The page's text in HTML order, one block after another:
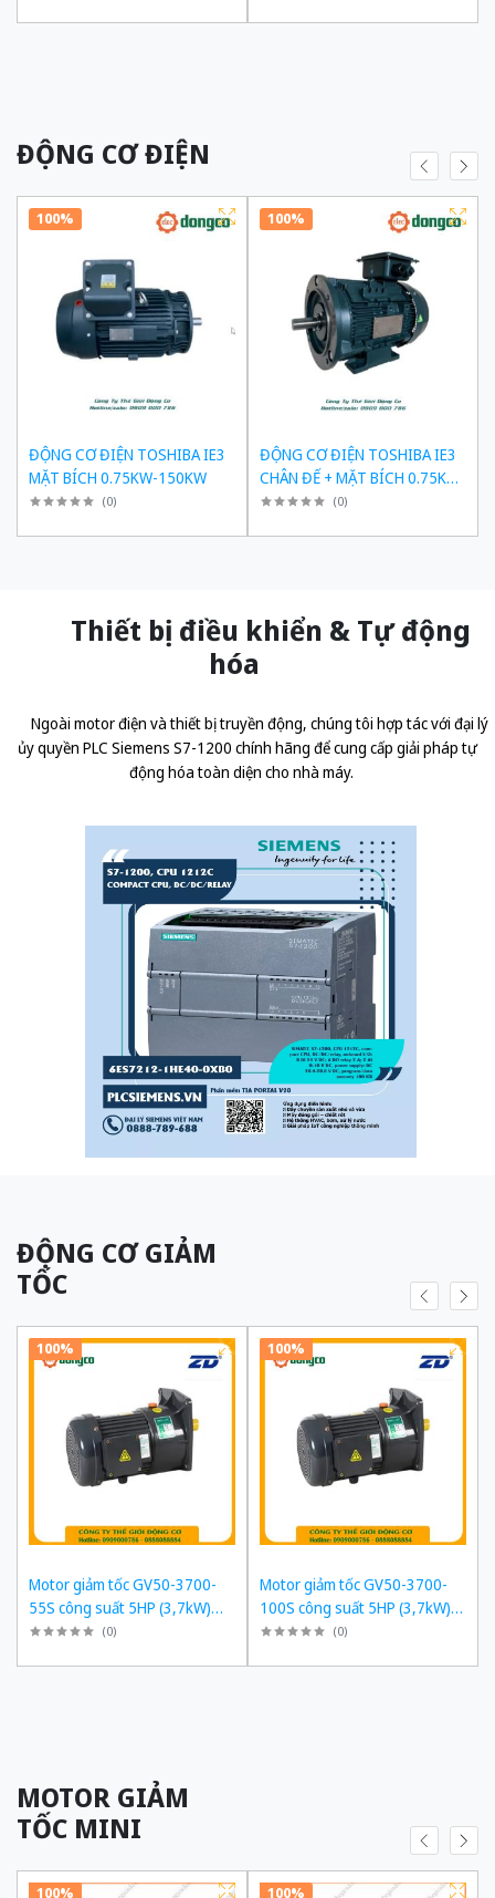
ĐỘNG CƠ ĐIỆN
100%
ĐỘNG CƠ ĐIỆN TOSHIBA IE3
MẶT BÍCH 0.75KW-150KW
(0)
100%
ĐỘNG CƠ ĐIỆN TOSHIBA IE3
CHÂN ĐẾ + MẶT BÍCH 0.75KW-
150KW
(0)
Thiết bị điều khiển & Tự động
hóa
Ngoài motor điện và thiết bị truyền động, chúng tôi hợp tác với đại lý
ủy quyền PLC Siemens S7-1200 chính hãng để cung cấp giải pháp tự
động hóa toàn diện cho nhà máy.
ĐỘNG CƠ GIẢM
TỐC
100%
Motor giảm tốc GV50-3700-
55S công suất 5HP (3,7kW)
1/55 kiểu lắp Mặt bích
(0)
100%
Motor giảm tốc GV50-3700-
100S công suất 5HP (3,7kW)
1/100 kiểu lắp Mặt bích
(0)
MOTOR GIẢM
TỐC MINI
100% 100%